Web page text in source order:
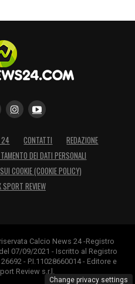
24 CONTATTI
REDAZIONE
DEI DATI PERSONALI
COOKIE (COOKIE POLICY)
SPORT REVIEW
Calcio News 24 -Registro
07/09/2021 - Iscritto al Registro
- P.I.11028660014 - Editore e
Review s.r.l.
Change privacy settings